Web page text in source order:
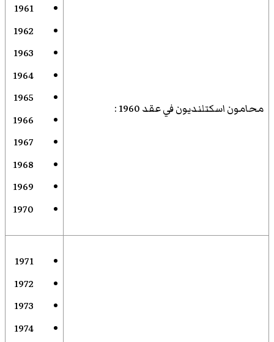
محامون اسكتلنديون في عقد 1960 :
1961
1962
1963
1964
1965
1966
1967
1968
1969
1970
1971
1972
1973
1974